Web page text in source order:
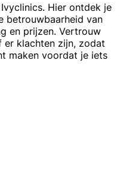
Hier ontdek je
betrouwbaarheid van
en prijzen. Vertrouw
klachten zijn, zodat
maken voordat je iets